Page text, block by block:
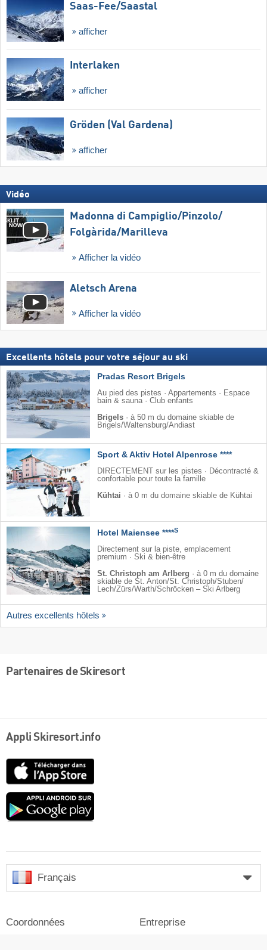
Saas-Fee/​Saastal
afficher
Interlaken
afficher
Gröden (Val Gardena)
afficher
Vidéo
Madonna di Campiglio/​Pinzolo/​
Folgàrida/​Marilleva
Afficher la vidéo
Aletsch Arena
Afficher la vidéo
Excellents hôtels pour votre séjour au ski
Pradas Resort Brigels
Au pied des pistes · Appartements · Espace
bain & sauna · Club enfants
Brigels · à 50 m du domaine skiable de
Brigels/​Waltensburg/​Andiast
Sport & Aktiv Hotel Alpenrose ****
DIRECTEMENT sur les pistes · Décontracté &
confortable pour toute la famille
Kühtai · à 0 m du domaine skiable de Kühtai
Hotel Maiensee ****S
Directement sur la piste, emplacement
premium · Ski & bien-être
St. Christoph am Arlberg · à 0 m du domaine
skiable de St. Anton/​St. Christoph/​Stuben/​
Lech/​Zürs/​Warth/​Schröcken – Ski Arlberg
Autres excellents hôtels
Partenaires de Skiresort
Appli Skiresort.info
Google
Français
Coordonnées Entreprise